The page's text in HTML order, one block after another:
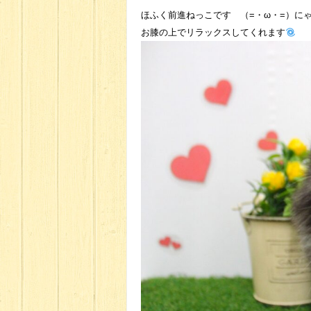
ほふく前進ねっこです （=・ω・=）に
お膝の上でリラックスしてくれます